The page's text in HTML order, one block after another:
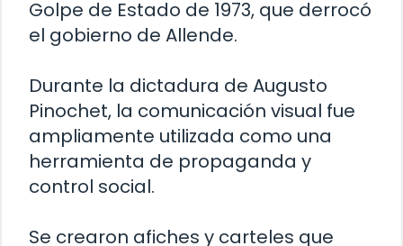
Golpe de Estado de 1973, que derrocó
el gobierno de Allende.
Durante la dictadura de Augusto
Pinochet, la comunicación visual fue
ampliamente utilizada como una
herramienta de propaganda y
control social.
Se crearon afiches y carteles que